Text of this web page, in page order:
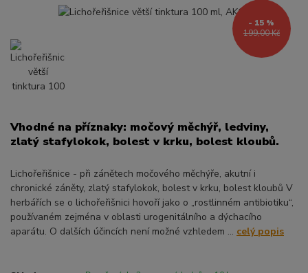
199,00 Kč
- 15 %
Vhodné na příznaky: močový měchýř, ledviny,
zlatý stafylokok, bolest v krku, bolest kloubů.
Lichořeřišnice - při zánětech močového měchýře, akutní i
chronické záněty, zlatý stafylokok, bolest v krku, bolest kloubů V
herbářích se o lichořeřišnici hovoří jako o „rostlinném antibiotiku“,
používaném zejména v oblasti urogenitálního a dýchacího
aparátu. O dalších účincích není možné vzhledem ... celý popis